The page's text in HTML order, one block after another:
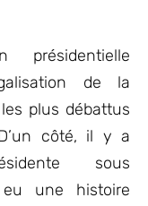
présidentielle
de la
plus débattus
côté, il y a
sous
une histoire